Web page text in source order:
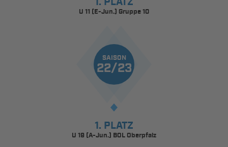
U 11 (E-Jun.) Gruppe 10
SAISON
22/23
1. PLATZ
U 19 (A-Jun.) BOL Oberpfalz